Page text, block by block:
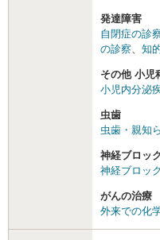
発達障害
自閉症の診
の診察
知
その他 小児
小児内分泌
虫歯
虫歯・親知
神経ブロッ
神経ブロック
がんの治療
外来での化